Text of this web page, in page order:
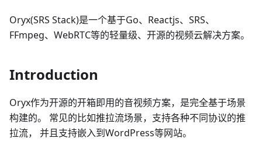
Oryx(SRS Stack)是一个基于Go、Reactjs、SRS、
FFmpeg、WebRTC等的轻量级、开源的视频云解决方案。
Introduction
Oryx作为开源的开箱即用的音视频方案，是完全基于场景
构建的。 常见的比如推拉流场景，支持各种不同协议的推
拉流， 并且支持嵌入到WordPress等网站。